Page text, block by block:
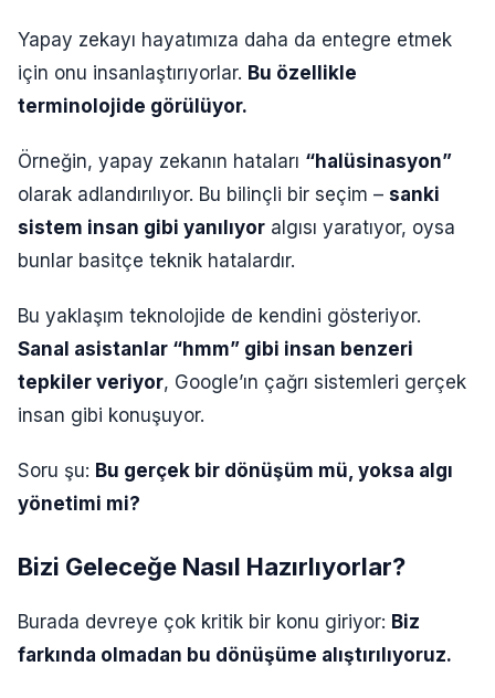
Yapay zekayı hayatımıza daha da entegre etmek
için onu insanlaştırıyorlar. Bu özellikle
terminolojide görülüyor.
Örneğin, yapay zekanın hataları “halüsinasyon”
olarak adlandırılıyor. Bu bilinçli bir seçim – sanki
sistem insan gibi yanılıyor algısı yaratıyor, oysa
bunlar basitçe teknik hatalardır.
Bu yaklaşım teknolojide de kendini gösteriyor.
Sanal asistanlar “hmm” gibi insan benzeri
tepkiler veriyor, Google’ın çağrı sistemleri gerçek
insan gibi konuşuyor.
Soru şu: Bu gerçek bir dönüşüm mü, yoksa algı
yönetimi mi?
Bizi Geleceğe Nasıl Hazırlıyorlar?
Burada devreye çok kritik bir konu giriyor: Biz
farkında olmadan bu dönüşüme alıştırılıyoruz.